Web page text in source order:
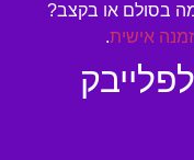
בסולם או בקצב?
אישית.